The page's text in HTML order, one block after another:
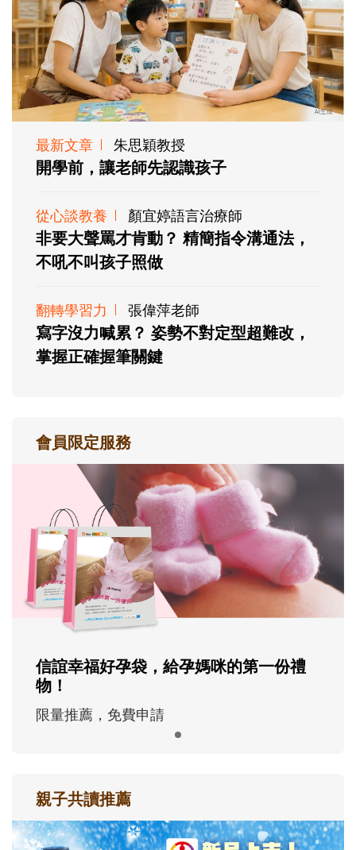
最新文章 朱思穎教授
開學前，讓老師先認識孩子
從心談教養 顏宜婷語言治療師
非要大聲罵才肯動？ 精簡指令溝通法，
不吼不叫孩子照做
翻轉學習力 張偉萍老師
寫字沒力喊累？ 姿勢不對定型超難改，
掌握正確握筆關鍵
會員限定服務
信誼幸福好孕袋，給孕媽咪的第一份禮
物！
限量推薦，免費申請
親子共讀推薦